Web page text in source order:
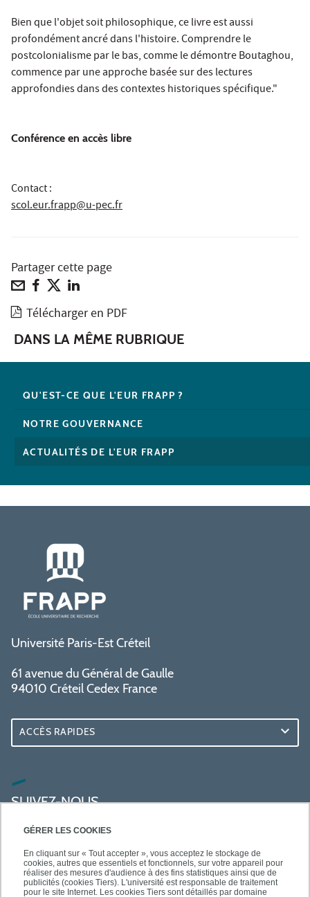
GÉRER LES COOKIES
En cliquant sur « Tout accepter », vous acceptez le stockage de
cookies, autres que essentiels et fonctionnels, sur votre appareil pour
réaliser des mesures d'audience à des fins statistiques ainsi que de
publicités (cookies Tiers). L'université est responsable de traitement
pour le site Internet. Les cookies Tiers sont détaillés par domaine
Bien que l'objet soit philosophique, ce livre est aussi
profondément ancré dans l'histoire. Comprendre le
postcolonialisme par le bas, comme le démontre Boutaghou,
commence par une approche basée sur des lectures
approfondies dans des contextes historiques spécifique."
Conférence en accès libre
Contact :
scol.eur.frapp@u-pec.fr
Partager cette page
Télécharger en PDF
DANS LA MÊME RUBRIQUE
QU'EST-CE QUE L'EUR FRAPP ?
NOTRE GOUVERNANCE
ACTUALITÉS DE L'EUR FRAPP
Université Paris-Est Créteil
61 avenue du Général de Gaulle
94010 Créteil Cedex France
ACCÈS RAPIDES
SUIVEZ-NOUS